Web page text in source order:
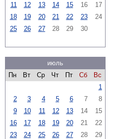
11
12 13 14 15 16
17
18
19 20 21 22 23
24
25
26 27 28 29 30
июль
Пн
Вт Ср Чт Пт Сб
Вс
1
2
3 4 5 6 7
8
9
10 11 12 13 14
15
16
17 18 19 20 21
22
23
24 25 26 27 28
29